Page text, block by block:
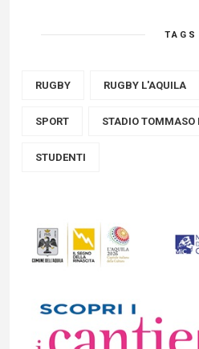
TAGS
RUGBY RUGBY L'AQUILA
SPORT STADIO TOMMASO
STUDENTI